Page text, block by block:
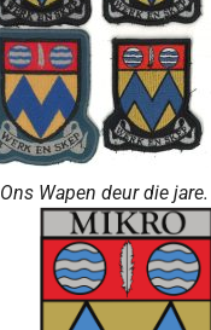
Ons Wapen deur die jare.